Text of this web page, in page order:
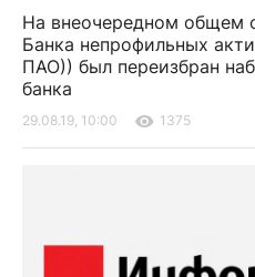
На внеочередном общем
Банка непрофильных
ПАО)) был переизбран
банка
29.08.19, 10:00 1375